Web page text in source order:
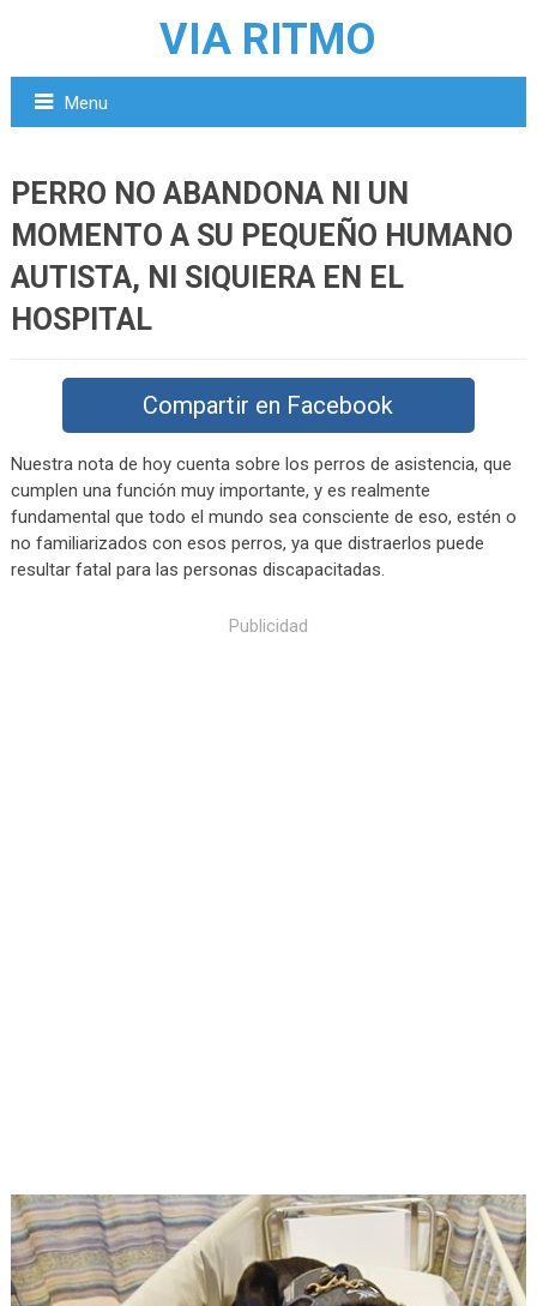
VIA RITMO
Menu
PERRO NO ABANDONA NI UN
MOMENTO A SU PEQUEÑO HUMANO
AUTISTA, NI SIQUIERA EN EL
HOSPITAL
Compartir en Facebook
Nuestra nota de hoy cuenta sobre los perros de asistencia, que
cumplen una función muy importante, y es realmente
fundamental que todo el mundo sea consciente de eso, estén o
no familiarizados con esos perros, ya que distraerlos puede
resultar fatal para las personas discapacitadas.
Publicidad